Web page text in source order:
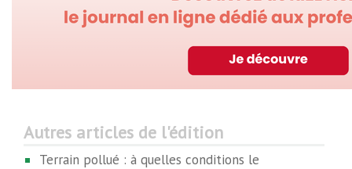
Autres articles de l'édition
Terrain pollué : à quelles conditions le